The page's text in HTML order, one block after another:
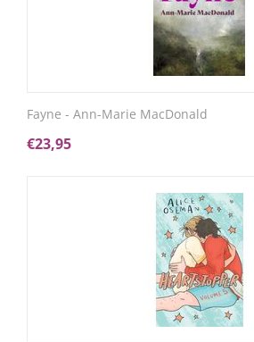
Fayne - Ann-Marie MacDonald
€23,95